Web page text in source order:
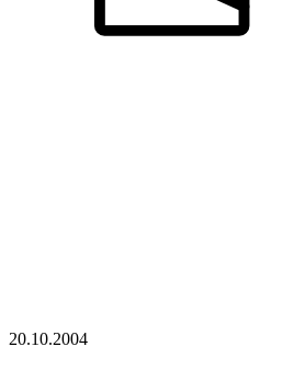
20.10.2004